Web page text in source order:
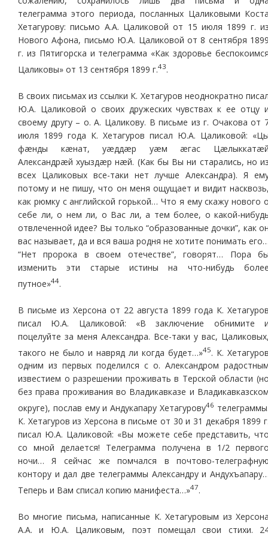
телеграмма этого периода, посланных Цаликовыми
Хетагурову: письмо А.А. Цаликовой от 15 июля 1899 г.
Нового Афона, письмо Ю.А. Цаликовой от 8 сентября
г. из Пятигорска и телеграмма «Как здоровье
Цаликовы» от 13 сентября 1899 г.43.
В своих письмах из ссылки К. Хетагуров неоднократно
Ю.А. Цаликовой о своих дружеских чувствах к ее отцу
своему другу – о. А. Цаликову. В письме из г. Очакова от
июля 1899 года К. Хетагуров писал Ю.А. Цаликовой:
фæнды кæнат, уæддæр уæм æгас
Александрæй хуыздæр нæй. (Как бы Вы ни старались, но
всех Цаликовых все-таки нет лучше Александра). Я
потому и не пишу, что он меня ощущает и видит
как рюмку с английской горькой… Что я ему скажу нового
себе ли, о нем ли, о Вас ли, а тем более, о какой-
отвлеченной идее? Вы только “образованные дочки”, как
вас называет, да и вся ваша родня не хотите понимать
“Нет пророка в своем отечестве”, говорят… Пора
изменить эти старые истины на что-нибудь
путное»44.
В письме из Херсона от 22 августа 1899 года К.
писал Ю.А. Цаликовой: «В заключение обнимите
поцелуйте за меня Александра. Все-таки у вас,
такого не было и навряд ли когда будет…»45. К.
одним из первых поделился с о. Александром
известием о разрешении проживать в Терской области
без права проживания во Владикавказе и
округе), послав ему и Андукапару Хетагурову46
К. Хетагуров из Херсона в письме от 30 и 31 декабря 1899
писал Ю.А. Цаликовой: «Вы можете себе представить,
со мной делается! Телеграмма получена в 1/2
ночи… Я сейчас же помчался в почтово-
контору и дал две телеграммы Александру и
Теперь и Вам списал копию манифеста…»47.
Во многие письма, написанные К. Хетагуровым из
А.А. и Ю.А. Цаликовым, поэт помещал свои стихи.